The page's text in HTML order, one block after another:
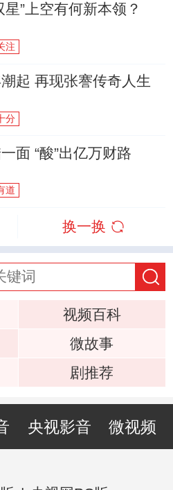
星”上空有何新本领？
注
起 再现张謇传奇人生
分
面 “酸”出亿万财路
道
换一换
视频百科
微故事
剧推荐
央视影音 微视频